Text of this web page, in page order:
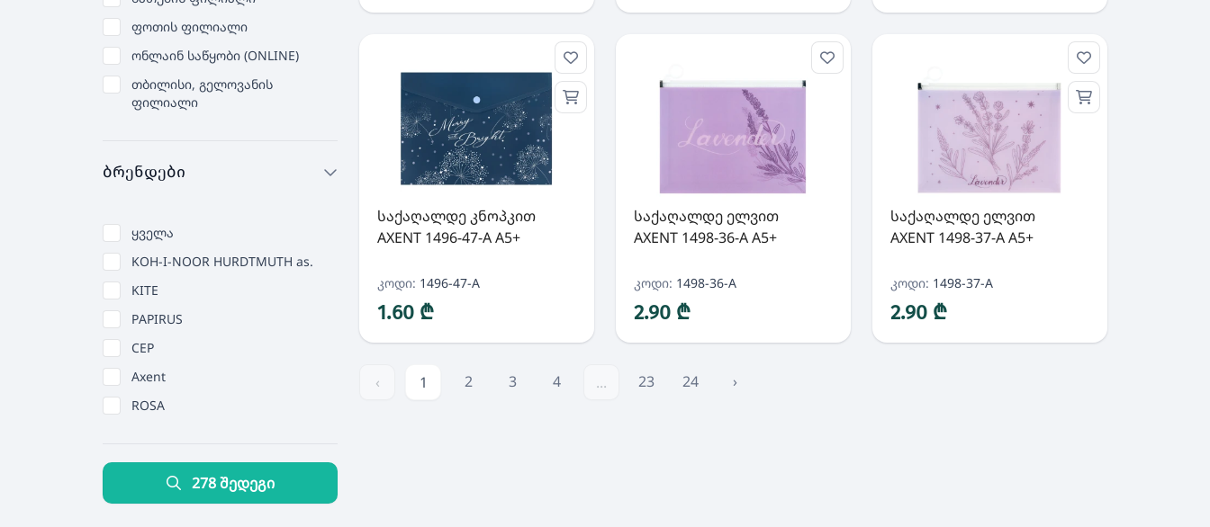
ფოთის ფილიალი
ონლაინ საწყობი (ONLINE)
თბილისი, გელოვანის
ფილიალი
ბრენდები
ყველა
KOH-I-NOOR HURDTMUTH as.
KITE
PAPIRUS
CEP
Axent
ROSA
278 შედეგი
საქაღალდე კნოპკით
AXENT 1496-47-A A5+
კოდი: 1496-47-A
1.60 ₾
საქაღალდე ელვით
AXENT 1498-36-A A5+
კოდი: 1498-36-A
2.90 ₾
საქაღალდე ელვით
AXENT 1498-37-A A5+
კოდი: 1498-37-A
2.90 ₾
‹ 1 2 3 4 ... 23 24 ›